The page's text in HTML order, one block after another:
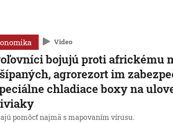
Video
bojujú proti africkému
agrorezort im
chladiace boxy na
pomôcť najmä s mapovaním vírusu.